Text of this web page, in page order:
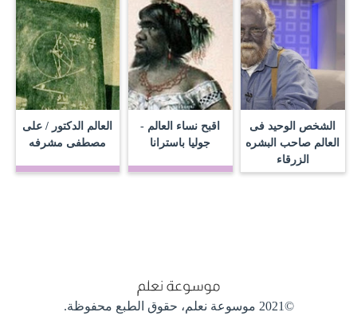
الشخص الوحيد فى
العالم صاحب البشره
الزرقاء
اقبح نساء العالم -
جوليا باسترانا
العالم الدكتور / على
مصطفى مشرفه
©2021 موسوعة نعلم، حقوق الطبع محفوظة.